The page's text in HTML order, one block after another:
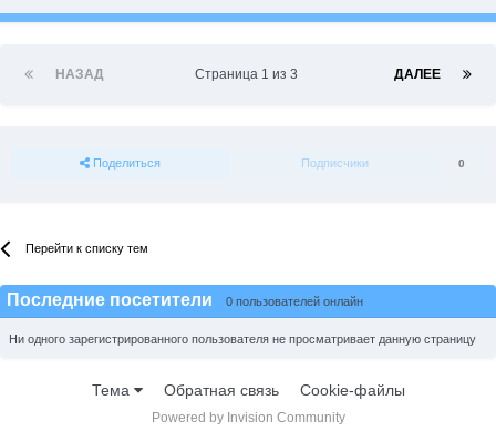
НАЗАД ДАЛЕЕ
Страница 1 из 3
Поделиться Подписчики 0
Перейти к списку тем
Последние посетители 0 пользователей онлайн
Ни одного зарегистрированного пользователя не просматривает данную страницу
Тема Обратная связь Cookie-файлы
Powered by Invision Community